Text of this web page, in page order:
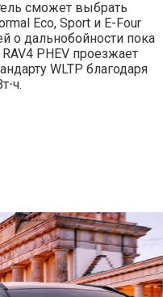
сможет выбрать
Eco, Sport и E-Four
о дальнобойности пока
PHEV проезжает
WLTP благодаря